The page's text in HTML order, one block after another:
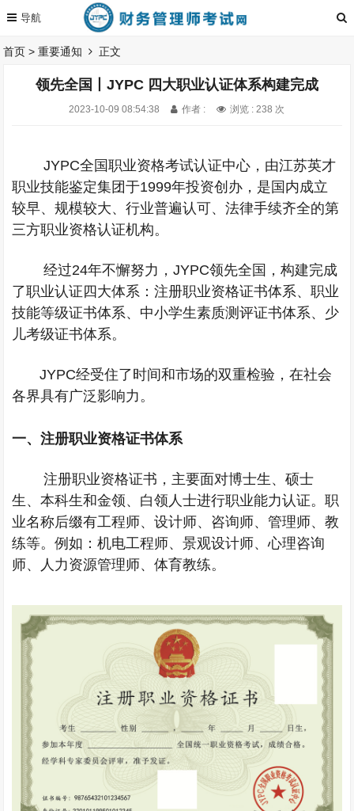
首页 >重要通知 正文
领先全国丨JYPC 四大职业认证体系构建完成
2023-10-09 08:54:38 作者 : 浏览 : 238 次
JYPC全国职业资格考试认证中心，由江苏英才
职业技能鉴定集团于1999年投资创办，是国内成立
较早、规模较大、行业普遍认可、法律手续齐全的第
三方职业资格认证机构。
经过24年不懈努力，JYPC领先全国，构建完成
了职业认证四大体系：注册职业资格证书体系、职业
技能等级证书体系、中小学生素质测评证书体系、少
儿考级证书体系。
JYPC经受住了时间和市场的双重检验，在社会
各界具有广泛影响力。
一、注册职业资格证书体系
注册职业资格证书，主要面对博士生、硕士
生、本科生和金领、白领人士进行职业能力认证。职
业名称后缀有工程师、设计师、咨询师、管理师、教
练等。例如：机电工程师、景观设计师、心理咨询
师、人力资源管理师、体育教练。